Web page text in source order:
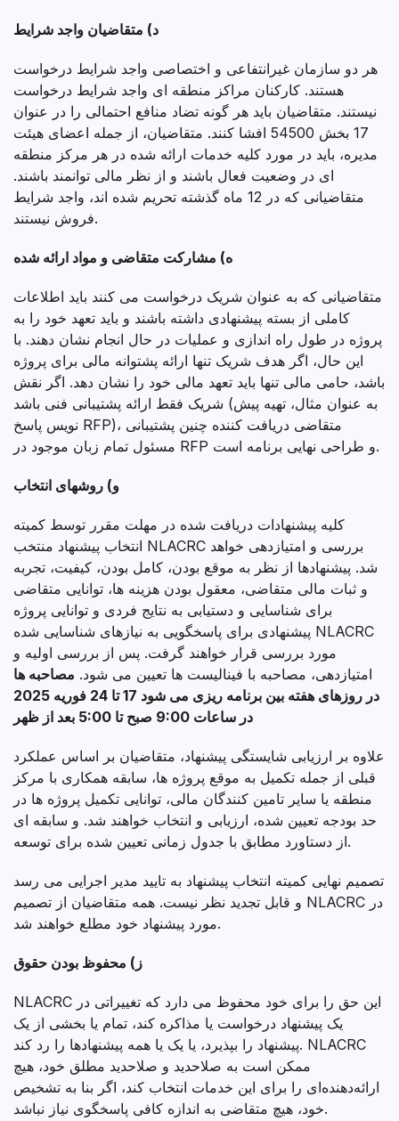
د) متقاضیان واجد شرایط
هر دو سازمان غیرانتفاعی و اختصاصی واجد شرایط درخواست
هستند. کارکنان مراکز منطقه ای واجد شرایط درخواست
نیستند. متقاضیان باید هر گونه تضاد منافع احتمالی را در عنوان
17 بخش 54500 افشا کنند. متقاضیان، از جمله اعضای هیئت
مدیره، باید در مورد کلیه خدمات ارائه شده در هر مرکز منطقه
ای در وضعیت فعال باشند و از نظر مالی توانمند باشند.
متقاضیانی که در 12 ماه گذشته تحریم شده اند، واجد شرایط
فروش نیستند.
ه) مشارکت متقاضی و مواد ارائه شده
متقاضیانی که به عنوان شریک درخواست می کنند باید اطلاعات
کاملی از بسته پیشنهادی داشته باشند و باید تعهد خود را به
پروژه در طول راه اندازی و عملیات در حال انجام نشان دهند. با
این حال، اگر هدف شریک تنها ارائه پشتوانه مالی برای پروژه
باشد، حامی مالی تنها باید تعهد مالی خود را نشان دهد. اگر نقش
شریک فقط ارائه پشتیبانی فنی باشد (به عنوان مثال، تهیه پیش
نویس پاسخ RFP)، متقاضی دریافت کننده چنین پشتیبانی
مسئول تمام زبان موجود در RFP و طراحی نهایی برنامه است.
و) روشهای انتخاب
کلیه پیشنهادات دریافت شده در مهلت مقرر توسط کمیته
انتخاب پیشنهاد منتخب NLACRC بررسی و امتیازدهی خواهد
شد. پیشنهادها از نظر به موقع بودن، کامل بودن، کیفیت، تجربه
و ثبات مالی متقاضی، معقول بودن هزینه ها، توانایی متقاضی
برای شناسایی و دستیابی به نتایج فردی و توانایی پروژه
پیشنهادی برای پاسخگویی به نیازهای شناسایی شده NLACRC
مورد بررسی قرار خواهند گرفت. پس از بررسی اولیه و
امتیازدهی، مصاحبه با فینالیست ها تعیین می شود. مصاحبه ها
در روزهای هفته بین برنامه ریزی می شود 17 تا 24 فوریه 2025
در ساعات 9:00 صبح تا 5:00 بعد از ظهر
علاوه بر ارزیابی شایستگی پیشنهاد، متقاضیان بر اساس عملکرد
قبلی از جمله تکمیل به موقع پروژه ها، سابقه همکاری با مرکز
منطقه یا سایر تامین کنندگان مالی، توانایی تکمیل پروژه ها در
حد بودجه تعیین شده، ارزیابی و انتخاب خواهند شد. و سابقه ای
از دستاورد مطابق با جدول زمانی تعیین شده برای توسعه.
تصمیم نهایی کمیته انتخاب پیشنهاد به تایید مدیر اجرایی می رسد
و قابل تجدید نظر نیست. همه متقاضیان از تصمیم NLACRC در
مورد پیشنهاد خود مطلع خواهند شد.
ز) محفوظ بودن حقوق
NLACRC این حق را برای خود محفوظ می دارد که تغییراتی در
یک پیشنهاد درخواست یا مذاکره کند، تمام یا بخشی از یک
پیشنهاد را بپذیرد، یا یک یا همه پیشنهادها را رد کند. NLACRC
ممکن است به صلاحدید و صلاحدید مطلق خود، هیچ
ارائه‌دهنده‌ای را برای این خدمات انتخاب کند، اگر بنا به تشخیص
خود، هیچ متقاضی به اندازه کافی پاسخگوی نیاز نباشد.